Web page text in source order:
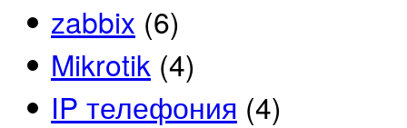
zabbix (6)
Mikrotik (4)
IP телефония (4)